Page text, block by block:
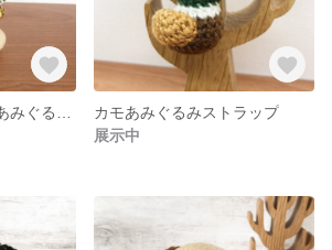
カモあみぐるみストラップ
展示中